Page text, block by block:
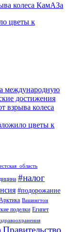
колеса КамАЗа
цветы к
международную
достижения
взрыва колеса
цветы к
#налог
#подорожание
Вашингтон
поделки Египет
Правительство